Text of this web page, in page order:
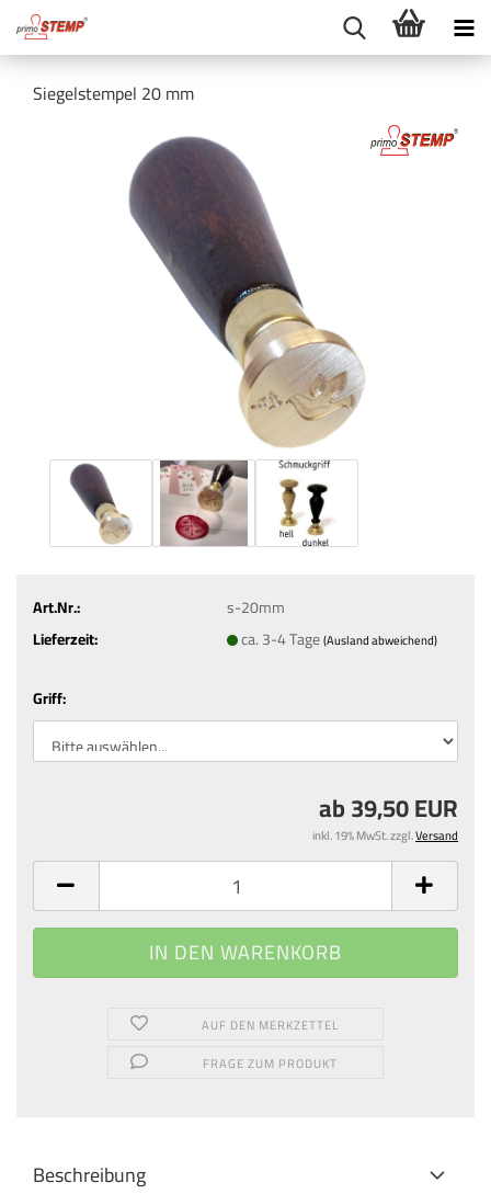
Siegelstempel 20 mm
Art.Nr.:
s-20mm
Lieferzeit:
ca. 3-4 Tage(Ausland abweichend)
Griff:
ab 39,50 EUR
inkl. 19% MwSt. zzgl.Versand
AUF DEN MERKZETTEL
FRAGE ZUM PRODUKT
Beschreibung